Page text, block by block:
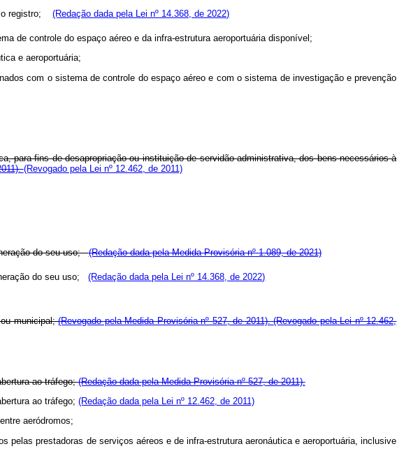
o registro;(Redação dada pela Lei nº 14.368, de 2022)
de controle do espaço aéreo e da infra-estrutura aeroportuária disponível;
e aeroportuária;
com o sistema de controle do espaço aéreo e com o sistema de investigação e prevenção
para fins de desapropriação ou instituição de servidão administrativa, dos bens necessários à
(Revogado pela Lei nº 12.462, de 2011)
do seu uso;(Redação dada pela Medida Provisória nº 1.089, de 2021)
do seu uso;(Redação dada pela Lei nº 14.368, de 2022)
ou municipal;(Revogado pela Medida Provisória nº 527, de 2011).(Revogado pela Lei nº 12.462,
ao tráfego;(Redação dada pela Medida Provisória nº 527, de 2011).
ao tráfego; (Redação dada pela Lei nº 12.462, de 2011)
aeródromos;
prestadoras de serviços aéreos e de infra-estrutura aeronáutica e aeroportuária, inclusive